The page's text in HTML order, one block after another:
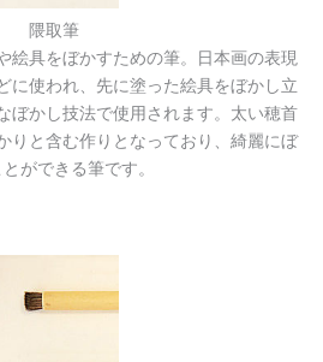
隈取筆
絵具をぼかすための筆。日本画の表現
に使われ、先に塗った絵具をぼかし立
ぼかし技法で使用されます。太い穂首
りと含む作りとなっており、綺麗にぼ
ができる筆です。